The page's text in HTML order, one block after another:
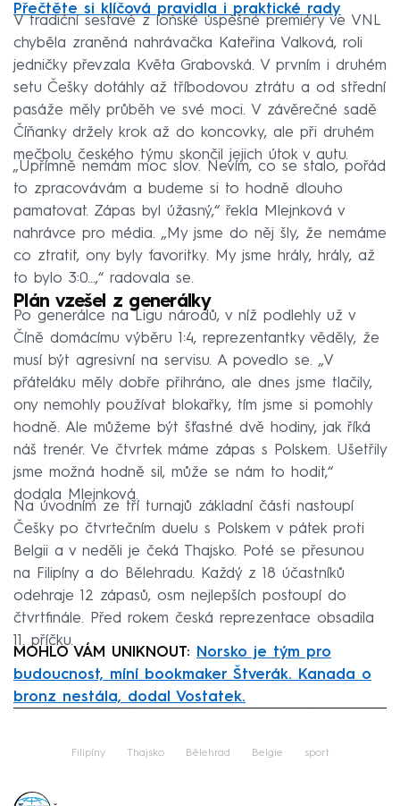
Přečtěte si klíčová pravidla i praktické rady
V tradiční sestavě z loňské úspěšné premiéry ve VNL
chyběla zraněná nahrávačka Kateřina Valková, roli
jedničky převzala Květa Grabovská. V prvním i druhém
setu Češky dotáhly až tříbodovou ztrátu a od střední
pasáže měly průběh ve své moci. V závěrečné sadě
Číňanky držely krok až do koncovky, ale při druhém
mečbolu českého týmu skončil jejich útok v autu.
„Upřímně nemám moc slov. Nevím, co se stalo, pořád
to zpracovávám a budeme si to hodně dlouho
pamatovat. Zápas byl úžasný,“ řekla Mlejnková v
nahrávce pro média. „My jsme do něj šly, že nemáme
co ztratit, ony byly favoritky. My jsme hrály, hrály, až
to bylo 3:0...,“ radovala se.
Plán vzešel z generálky
Po generálce na Ligu národů, v níž podlehly už v
Číně domácímu výběru 1:4, reprezentantky věděly, že
musí být agresivní na servisu. A povedlo se. „V
přáteláku měly dobře přihráno, ale dnes jsme tlačily,
ony nemohly používat blokařky, tím jsme si pomohly
hodně. Ale můžeme být šťastné dvě hodiny, jak říká
náš trenér. Ve čtvrtek máme zápas s Polskem. Ušetřily
jsme možná hodně sil, může se nám to hodit,“
dodala Mlejnková.
Na úvodním ze tří turnajů základní části nastoupí
Češky po čtvrtečním duelu s Polskem v pátek proti
Belgii a v neděli je čeká Thajsko. Poté se přesunou
na Filipíny a do Bělehradu. Každý z 18 účastníků
odehraje 12 zápasů, osm nejlepších postoupí do
čtvrtfinále. Před rokem česká reprezentace obsadila
11. příčku.
MOHLO VÁM UNIKNOUT:
Norsko je tým pro
budoucnost, míní bookmaker Štverák. Kanada o
bronz nestála, dodal Vostatek.
Filipíny Thajsko Bělehrad Belgie sport